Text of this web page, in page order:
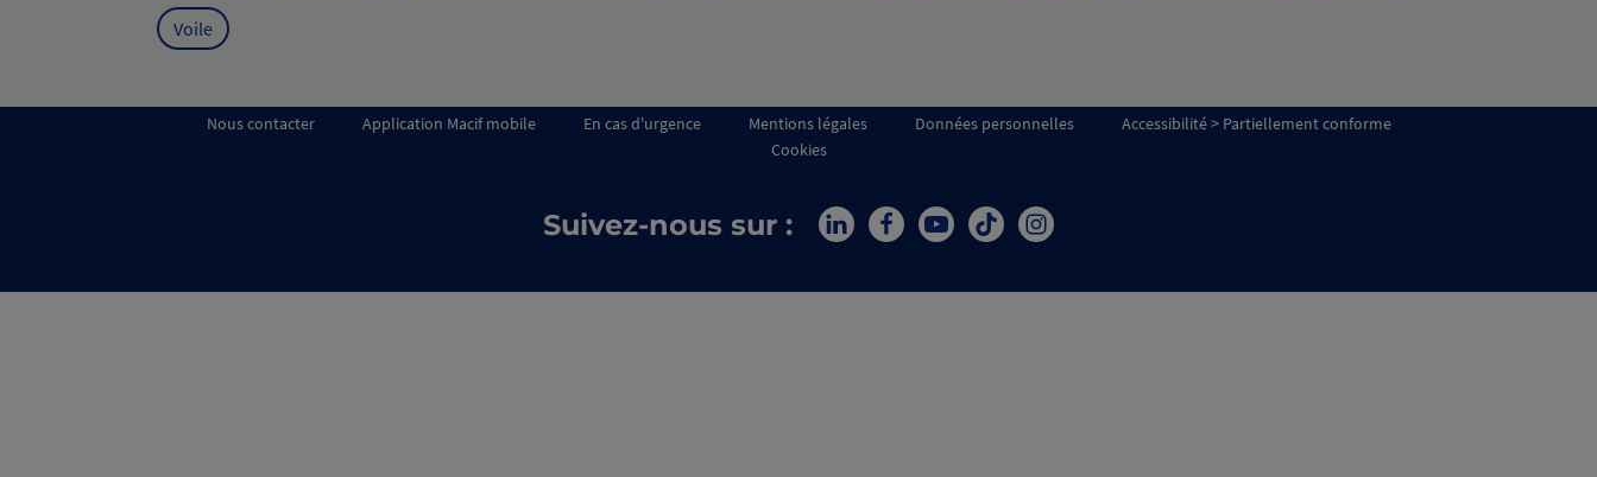
Voile
Nous contacter Application Macif mobile En cas d'urgence Mentions légales Données personnelles
Accessibilité > Partiellement conforme
Cookies
Suivez-nous sur :